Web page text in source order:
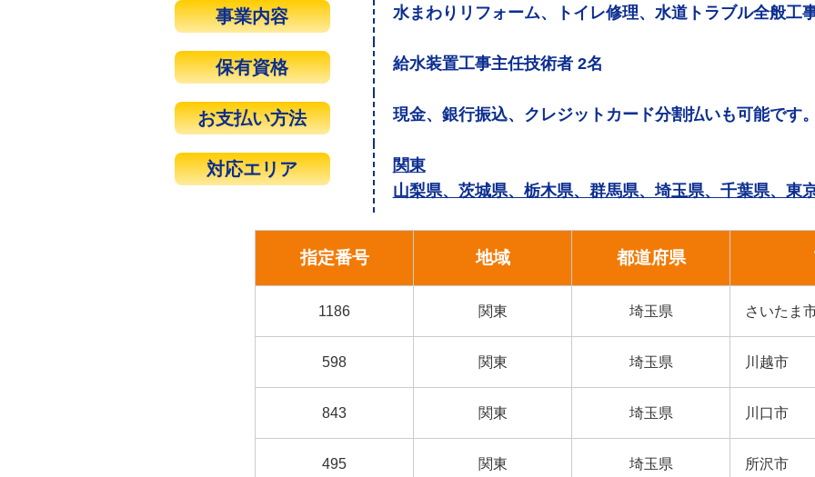
事業内容 水まわりリフォーム、トイレ修理、水道トラブル全般工
保有資格 給水装置工事主任技術者 2名
お支払い方法 現金、銀行振込、クレジットカード分割払いも可能です
対応エリア
関東
山梨県、茨城県、栃木県、群馬県、埼玉県、千葉県、東
指定番号 地域 都道府県
1186 関東 埼玉県 さいたま
598 関東 埼玉県 川越市
843 関東 埼玉県 川口市
495 関東 埼玉県 所沢市